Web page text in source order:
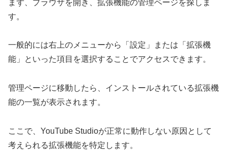
まず、ブラウザを開き、拡張機能の管理ページを探しま
す。
一般的には右上のメニューから「設定」または「拡張機
能」といった項目を選択することでアクセスできます。
管理ページに移動したら、インストールされている拡張機
能の一覧が表示されます。
ここで、YouTube Studioが正常に動作しない原因として
考えられる拡張機能を特定します。